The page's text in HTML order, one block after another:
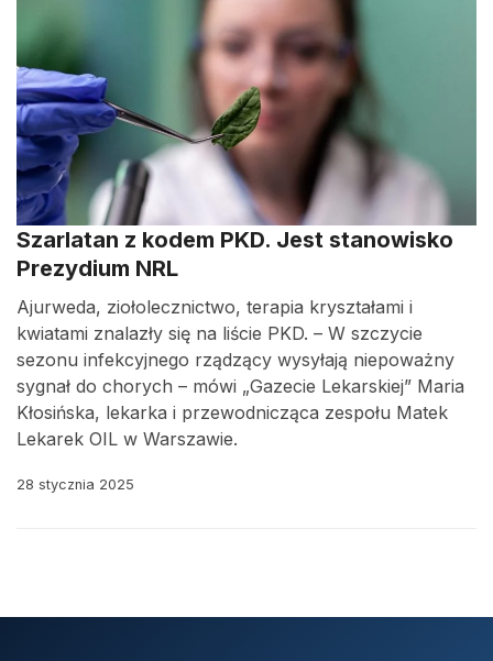
Szarlatan z kodem PKD. Jest stanowisko
Prezydium NRL
Ajurweda, ziołolecznictwo, terapia kryształami i
kwiatami znalazły się na liście PKD. – W szczycie
sezonu infekcyjnego rządzący wysyłają niepoważny
sygnał do chorych – mówi „Gazecie Lekarskiej” Maria
Kłosińska, lekarka i przewodnicząca zespołu Matek
Lekarek OIL w Warszawie.
28 stycznia 2025